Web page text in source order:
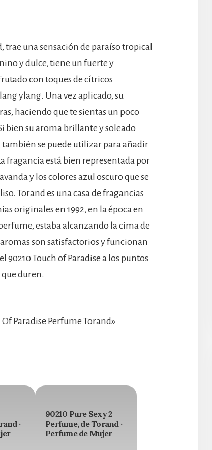
trae una sensación de paraíso tropical
y dulce, tiene un fuerte y
con toques de cítricos
ylang. Una vez aplicado, su
haciendo que te sientas un poco
bien su aroma brillante y soleado
también se puede utilizar para añadir
fragancia está bien representada por
y los colores azul oscuro que se
Torand es una casa de fragancias
originales en 1992, en la época en
estaba alcanzando la cima de
son satisfactorios y funcionan
Touch of Paradise a los puntos
duren.
Paradise Perfume Torand»
·
90210 Pure Sexy 2
Perfume, de Torand ·
Perfume de Mujer